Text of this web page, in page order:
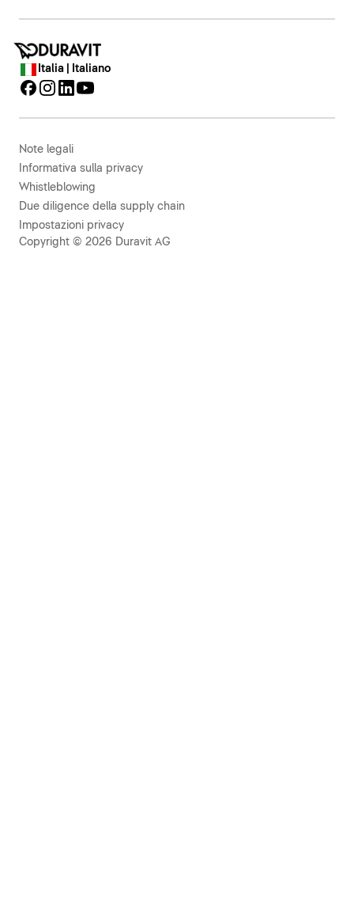
Italia | Italiano
Note legali
Informativa sulla privacy
Whistleblowing
Due diligence della supply chain
Impostazioni privacy
Copyright © 2026 Duravit AG